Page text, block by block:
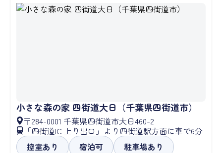
小さな森の家 四街道大日（千葉県四街道市）
〒284-0001 千葉県四街道市大日460-2
「四街道IC 上り出口」より四街道駅方面に車で6分
控室あり
宿泊可
駐車場あり